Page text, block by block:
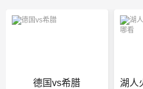
德国vs希腊